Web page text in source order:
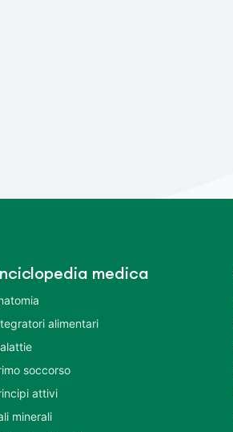
medica
alimentari
soccorso
attivi
minerali